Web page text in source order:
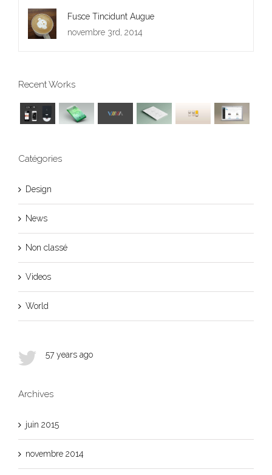
Fusce Tincidunt Augue
novembre 3rd, 2014
Recent Works
Catégories
Design
News
Non classé
Videos
World
57 years ago
Archives
juin 2015
novembre 2014